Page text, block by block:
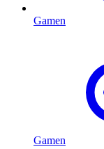
Gamen
Gamen